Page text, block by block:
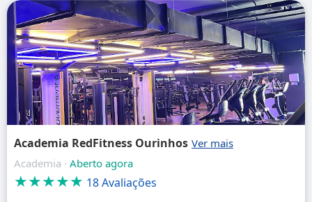
Academia RedFitness Ourinhos
Academia · Aberto agora
★★★★★ 18 Avaliações